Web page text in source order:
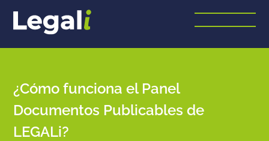
¿Cómo funciona el Panel
Documentos Publicables de
LEGALi?